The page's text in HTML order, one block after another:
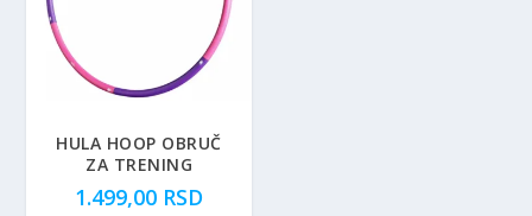
HULA HOOP OBRUČ
ZA TRENING
1.499,00 RSD